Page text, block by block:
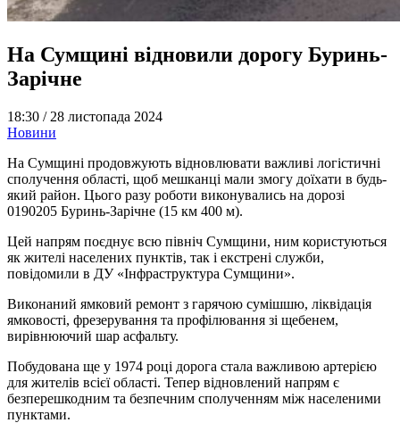
На Сумщині відновили дорогу Буринь-
Зарічне
18:30 / 28 листопада 2024
Новини
На Сумщині продовжують відновлювати важливі логістичні
сполучення області, щоб мешканці мали змогу доїхати в будь-
який район. Цього разу роботи виконувались на дорозі
0190205 Буринь-Зарічне (15 км 400 м).
Цей напрям поєднує всю північ Сумщини, ним користуються
як жителі населених пунктів, так і екстрені служби,
повідомили в ДУ «Інфраструктура Сумщини».
Виконаний ямковий ремонт з гарячою сумішшю, ліквідація
ямковості, фрезерування та профілювання зі щебенем,
вирівнюючий шар асфальту.
Побудована ще у 1974 році дорога стала важливою артерією
для жителів всієї області. Тепер відновлений напрям є
безперешкодним та безпечним сполученням між населеними
пунктами.